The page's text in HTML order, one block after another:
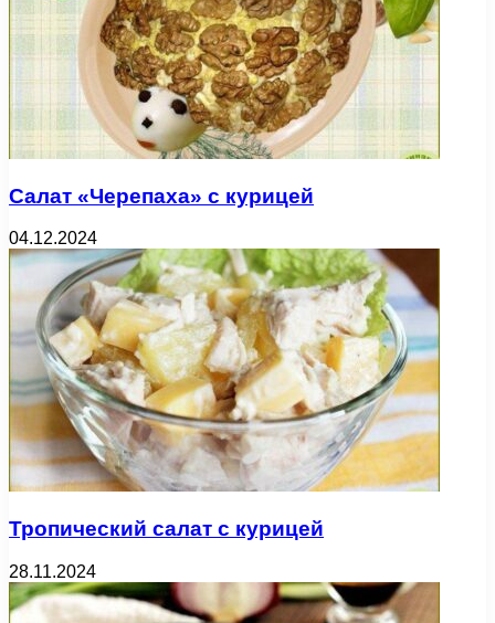
Салат «Черепаха» с курицей
04.12.2024
Тропический салат с курицей
28.11.2024